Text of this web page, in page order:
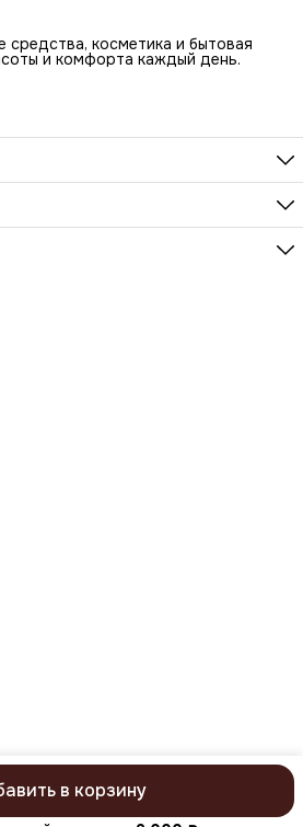
в корзину
средства, косметика и бытовая
и комфорта каждый день.
права защищеныПолитика